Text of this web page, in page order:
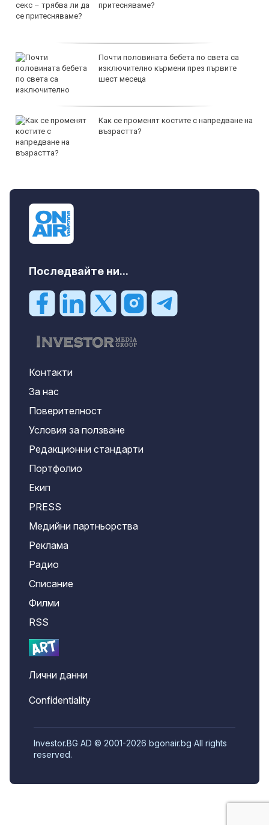
притесняваме?
Почти половината бебета по света са
изключително кърмени през първите
шест месеца
Как се променят костите с напредване на
възрастта?
Последвайте ни...
Контакти
За нас
Поверителност
Условия за ползване
Редакционни стандарти
Портфолио
Екип
PRESS
Медийни партньорства
Реклама
Радио
Списание
Филми
RSS
Лични данни
Confidentiality
Investor.BG AD © 2001-2026 bgonair.bg All rights
reserved.